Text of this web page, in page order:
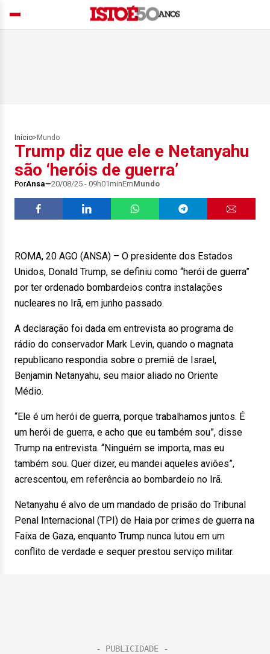
Início> Mundo
Trump diz que ele e Netanyahu
são ‘heróis de guerra’
PorAnsa 20/08/25 - 09h01minEmMundo
ROMA, 20 AGO (ANSA) – O presidente dos Estados
Unidos, Donald Trump, se definiu como “herói de guerra”
por ter ordenado bombardeios contra instalações
nucleares no Irã, em junho passado.
A declaração foi dada em entrevista ao programa de
rádio do conservador Mark Levin, quando o magnata
republicano respondia sobre o premiê de Israel,
Benjamin Netanyahu, seu maior aliado no Oriente
Médio.
“Ele é um herói de guerra, porque trabalhamos juntos. É
um herói de guerra, e acho que eu também sou”, disse
Trump na entrevista. “Ninguém se importa, mas eu
também sou. Quer dizer, eu mandei aqueles aviões”,
acrescentou, em referência ao bombardeio no Irã.
Netanyahu é alvo de um mandado de prisão do Tribunal
Penal Internacional (TPI) de Haia por crimes de guerra na
Faixa de Gaza, enquanto Trump nunca lutou em um
conflito de verdade e sequer prestou serviço militar.